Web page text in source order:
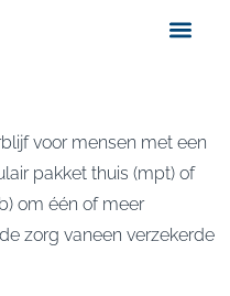
voor mensen met een
pakket thuis (mpt) of
om één of meer
zorg vaneen verzekerde